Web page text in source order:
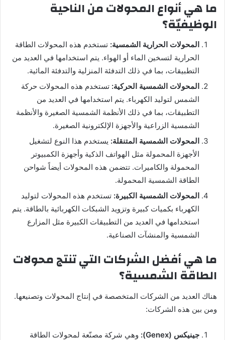
ما هي أنواع المحولات من الناحية
الوظيفيّة؟
المحولات الحرارية الشمسية: تستخدم هذه المحولات الطاقة
الحرارية لتسخين الماء أو الهواء. يتم استخدامها في العديد من
التطبيقات، بما في ذلك التدفئة المنزلية والتدفئة المائية.
المحولات الشمسية الحركية: تستخدم هذه المحولات حركة
الشمس لتوليد الكهرباء. يتم استخدامها في العديد من
التطبيقات، بما في ذلك الأنظمة الشمسية الصغيرة والأنظمة
الشمسية الزراعية والأجهزة الإلكترونية الصغيرة.
المحولات الشمسية المتنقلة: يستخدم هذا النوع لتشغيل
الأجهزة المحمولة مثل الهواتف الذكية وأجهزة الكمبيوتر
المحمولة والكاميرات. تتضمن هذه المحولات أيضاً شواحن
الطاقة الشمسية المحمولة.
المحولات الشمسية الكبيرة: تستخدم هذه المحولات لتوليد
الكهرباء بكميات كبيرة وتزويد الشبكات الكهربائية بالطاقة. يتم
استخدامها في العديد من التطبيقات الكبيرة مثل المزارع
الشمسية والمنشآت الصناعية.
ما هي أفضل الشركات التي تنتج محولات
الطاقة الشمسية؟
هناك العديد من الشركات المتخصصة في إنتاج المحولات وتصنيعها.
ومن بين هذه الشركات:
جينيكس (Genex
): وهي شركة مصنّعة لمحولات الطاقة